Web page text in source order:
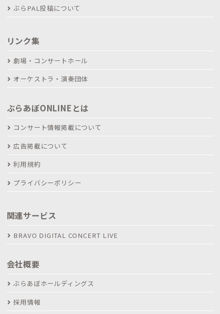
ぶらPAL投稿について
リンク集
劇場・コンサートホール
オーケストラ・演奏団体
ぶらあぼONLINEとは
コンサート情報掲載について
広告掲載について
利用規約
プライバシーポリシー
関連サービス
BRAVO DIGITAL CONCERT LIVE
会社概要
ぶらあぼホールディングス
採用情報